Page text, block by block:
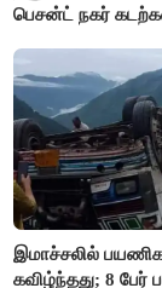
பெசன்ட் நகர்
இமாச்சலில்
கவிழ்ந்தது; 8 பேர்